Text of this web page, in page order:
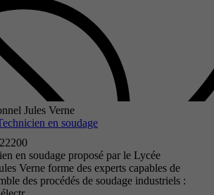
Jules Verne
en soudage
en soudage proposé par le Lycée
Verne forme des experts capables de
des procédés de soudage industriels :